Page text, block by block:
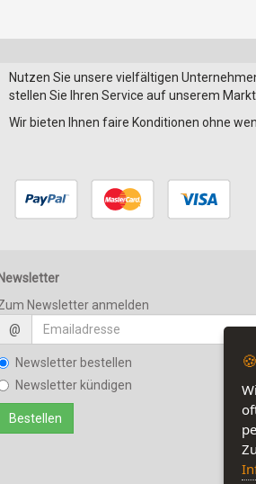
Nutzen Sie unsere vielfältigen
stellen Sie Ihren Service auf unserem
Wir bieten Ihnen faire Konditionen ohne
Newsletter
Newsletter anmelden
@
Newsletter bestellen
Newsletter kündigen